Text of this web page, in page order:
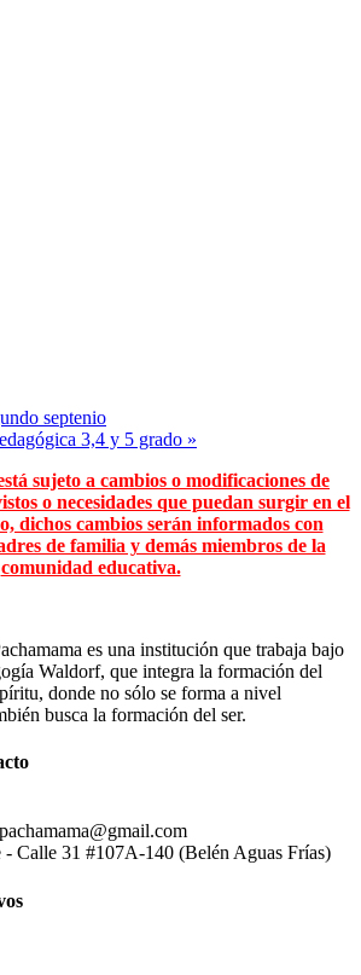
septenio
3,4 y 5 grado »
sujeto a cambios o modificaciones de
o necesidades que puedan surgir en el
dichos cambios serán informados con
de familia y demás miembros de la
comunidad educativa.
es una institución que trabaja bajo
Waldorf, que integra la formación del
donde no sólo se forma a nivel
busca la formación del ser.
- Calle 31 #107A-140 (Belén Aguas Frías)